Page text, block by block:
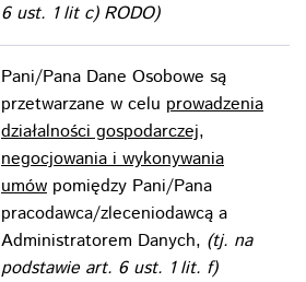
6 ust. 1 lit c) RODO)
Pani/Pana Dane Osobowe są
przetwarzane w celu prowadzenia
działalności gospodarczej,
negocjowania i wykonywania
umów pomiędzy Pani/Pana
pracodawca/zleceniodawcą a
Administratorem Danych, (tj. na
podstawie art. 6 ust. 1 lit. f)